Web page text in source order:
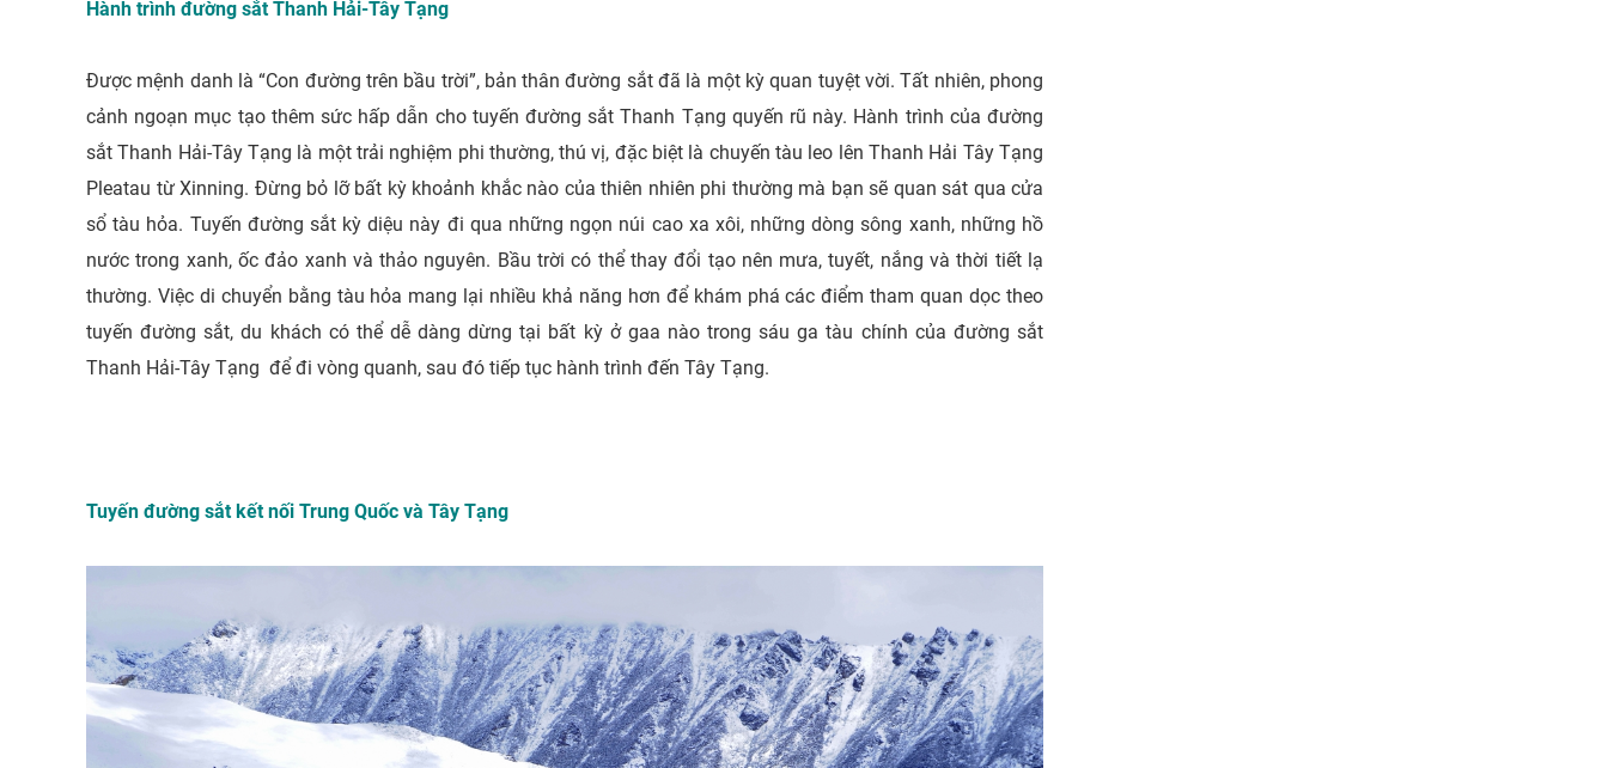
Hành trình đường sắt Thanh Hải-Tây Tạng
Được mệnh danh là “Con đường trên bầu trời”, bản thân đường sắt đã là một kỳ quan tuyệt vời. Tất nhiên, phong
cảnh ngoạn mục tạo thêm sức hấp dẫn cho tuyến đường sắt Thanh Tạng quyến rũ này. Hành trình của đường
sắt Thanh Hải-Tây Tạng là một trải nghiệm phi thường, thú vị, đặc biệt là chuyến tàu leo ​​lên Thanh Hải Tây Tạng
Pleatau từ Xinning. Đừng bỏ lỡ bất kỳ khoảnh khắc nào của thiên nhiên phi thường mà bạn sẽ quan sát qua cửa
sổ tàu hỏa. Tuyến đường sắt kỳ diệu này đi qua những ngọn núi cao xa xôi, những dòng sông xanh, những hồ
nước trong xanh, ốc đảo xanh và thảo nguyên. Bầu trời có thể thay đổi tạo nên mưa, tuyết, nắng và thời tiết lạ
thường. Việc di chuyển bằng tàu hỏa mang lại nhiều khả năng hơn để khám phá các điểm tham quan dọc theo
tuyến đường sắt, du khách có thể dễ dàng dừng tại bất kỳ ở gaa nào trong sáu ga tàu chính của đường sắt
Thanh Hải-Tây Tạng để đi vòng quanh, sau đó tiếp tục hành trình đến Tây Tạng.
Tuyến đường sắt kết nối Trung Quốc và Tây Tạng